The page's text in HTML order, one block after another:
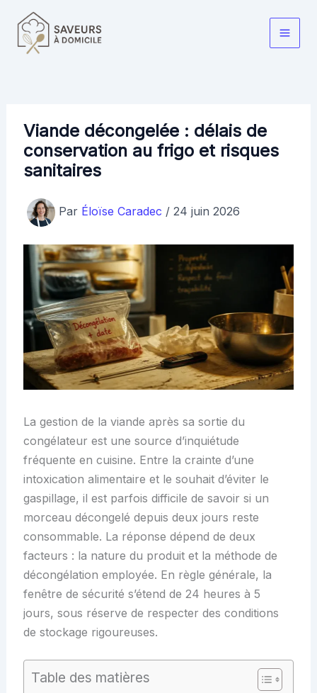
contenu
Main
Viande décongelée : délais de
conservation au frigo et risques
sanitaires
Par Éloïse Caradec / 24 juin 2026
La gestion de la viande après sa sortie du
congélateur est une source d’inquiétude
fréquente en cuisine. Entre la crainte d’une
intoxication alimentaire et le souhait d’éviter le
gaspillage, il est parfois difficile de savoir si un
morceau décongelé depuis deux jours reste
consommable. La réponse dépend de deux
facteurs : la nature du produit et la méthode de
décongélation employée. En règle générale, la
fenêtre de sécurité s’étend de 24 heures à 5
jours, sous réserve de respecter des conditions
de stockage rigoureuses.
Table des matières